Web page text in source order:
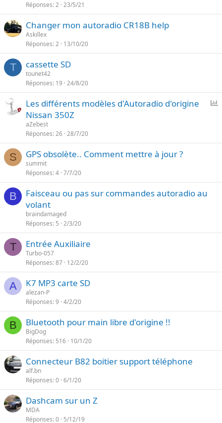
Réponses 2 23/5/21
Changer mon autoradio CR18B help
Askillex
Réponses 2 13/10/20
T cassette SD
tounet42
Réponses 19 24/8/20
Les différents modèles d'Autoradio d'origine
Nissan 350Z
aZebest
Réponses 26 28/7/20
S GPS obsolète.. Comment mettre à jour ?
summit
Réponses 4 7/7/20
B
Faisceau ou pas sur commandes autoradio au
volant
braindamaged
Réponses 5 2/3/20
T Entrée Auxiliaire
Turbo-057
Réponses 87 12/2/20
A K7 MP3 carte SD
alezan-P
Réponses 9 4/2/20
B Bluetooth pour main libre d'origine !!
BigDog
Réponses 516 10/1/20
Connecteur B82 boitier support téléphone
alf.bn
Réponses 0 6/1/20
Dashcam sur un Z
MDA
Réponses 0 5/12/19